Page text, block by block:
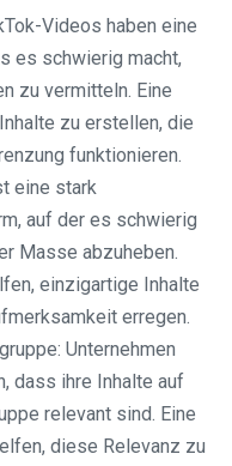
Videos haben eine
es schwierig macht,
zu vermitteln. Eine
zu erstellen, die
funktionieren.
eine stark
auf der es schwierig
Masse abzuheben.
einzigartige Inhalte
erregen.
Unternehmen
dass ihre Inhalte auf
relevant sind. Eine
diese Relevanz zu